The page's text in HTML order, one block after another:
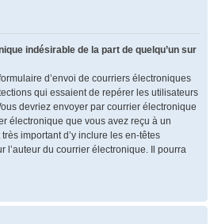
indésirable de la part de quelqu’un sur
d’envoi de courriers électroniques
qui essaient de repérer les utilisateurs
devriez envoyer par courrier électronique
électronique que vous avez reçu à un
important d’y inclure les en-têtes
l’auteur du courrier électronique. Il pourra